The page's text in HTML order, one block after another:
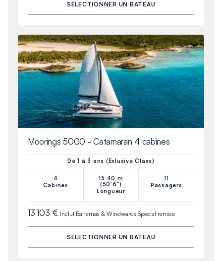
SÉLECTIONNER UN BATEAU
Moorings 5000 - Catamaran 4 cabines
De 1 à 3 ans (Exlusive Class)
4
Cabines
15.40 m
(50'6")
Longueur
11
Passagers
13 103 € Inclut Bahamas & Windwards Special remise
SÉLECTIONNER UN BATEAU